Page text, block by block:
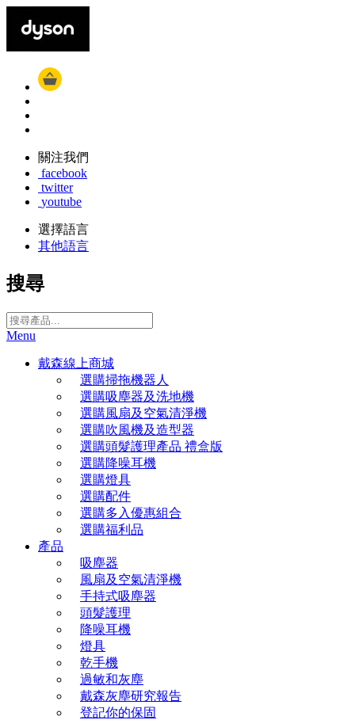
關注我們
facebook
twitter
youtube
選擇語言
其他語言
搜尋
Menu
戴森線上商城
選購掃拖機器人
選購吸塵器及洗地機
選購風扇及空氣清淨機
選購吹風機及造型器
選購頭髮護理產品 禮盒版
選購降噪耳機
選購燈具
選購配件
選購多入優惠組合
選購福利品
產品
吸塵器
風扇及空氣清淨機
手持式吸塵器
頭髮護理
降噪耳機
燈具
乾手機
過敏和灰塵
戴森灰塵研究報告
登記你的保固